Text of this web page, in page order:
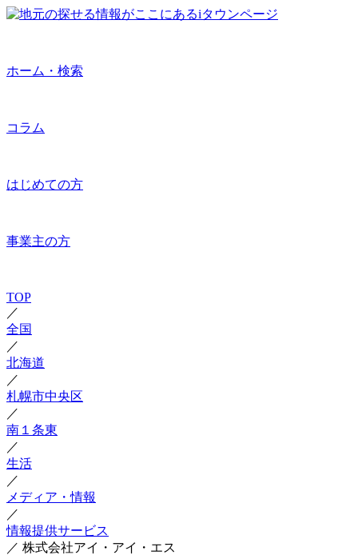
ホーム・検索
コラム
はじめての方
事業主の方
TOP
／
全国
／
北海道
／
札幌市中央区
／
南１条東
／
生活
／
メディア・情報
／
情報提供サービス
／ 株式会社アイ・アイ・エス